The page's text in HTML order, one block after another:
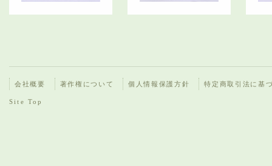
会社概要 著作権について 個人情報保護方針 特定商取引法に基
Site Top